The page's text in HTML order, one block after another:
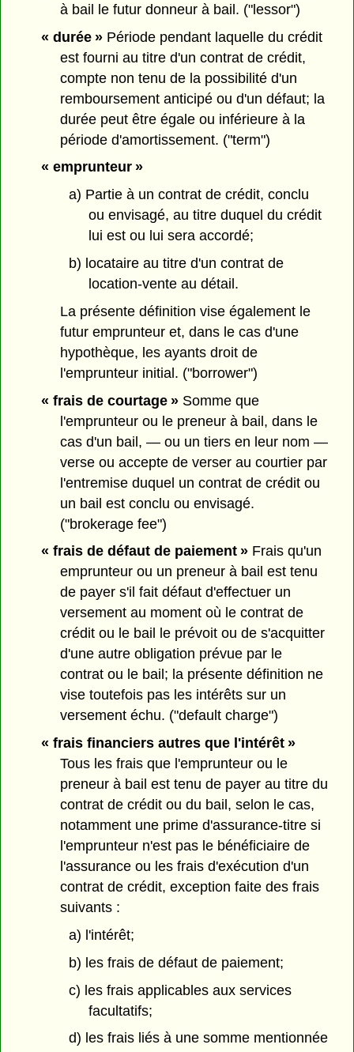
à bail le futur donneur à bail. ("lessor")
« durée »Période pendant laquelle du crédit
est fourni au titre d'un contrat de crédit,
compte non tenu de la possibilité d'un
remboursement anticipé ou d'un défaut; la
durée peut être égale ou inférieure à la
période d'amortissement. ("term")
« emprunteur »
a) Partie à un contrat de crédit, conclu
ou envisagé, au titre duquel du crédit
lui est ou lui sera accordé;
b) locataire au titre d'un contrat de
location-vente au détail.
La présente définition vise également le
futur emprunteur et, dans le cas d'une
hypothèque, les ayants droit de
l'emprunteur initial. ("borrower")
« frais de courtage »Somme que
l'emprunteur ou le preneur à bail, dans le
cas d'un bail, — ou un tiers en leur nom —
verse ou accepte de verser au courtier par
l'entremise duquel un contrat de crédit ou
un bail est conclu ou envisagé.
("brokerage fee")
« frais de défaut de paiement »Frais qu'un
emprunteur ou un preneur à bail est tenu
de payer s'il fait défaut d'effectuer un
versement au moment où le contrat de
crédit ou le bail le prévoit ou de s'acquitter
d'une autre obligation prévue par le
contrat ou le bail; la présente définition ne
vise toutefois pas les intérêts sur un
versement échu. ("default charge")
« frais financiers autres que l'intérêt »
Tous les frais que l'emprunteur ou le
preneur à bail est tenu de payer au titre du
contrat de crédit ou du bail, selon le cas,
notamment une prime d'assurance-titre si
l'emprunteur n'est pas le bénéficiaire de
l'assurance ou les frais d'exécution d'un
contrat de crédit, exception faite des frais
suivants :
a) l'intérêt;
b) les frais de défaut de paiement;
c) les frais applicables aux services
facultatifs;
d) les frais liés à une somme mentionnée